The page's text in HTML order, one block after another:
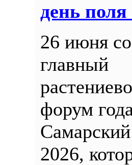
день поля
26 июня
главный
форум
2026,